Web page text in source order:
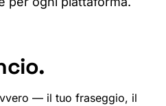
— il tuo fraseggio, il